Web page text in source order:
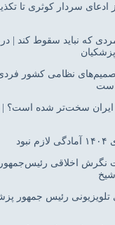
ادعای سردار کوثری تا
که نباید سقوط کند |
نظامی کشور
ایران سخت‌تر شده است؟ |
نگرش اخلاقی
رئیس جمهور